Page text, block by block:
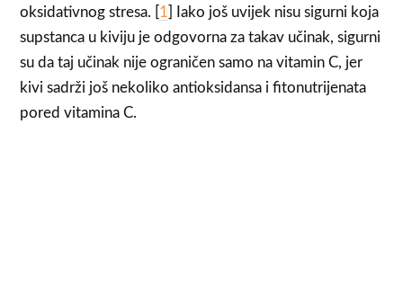
oksidativnog stresa. [ 1 ] Iako još uvijek nisu sigurni koja
supstanca u kiviju je odgovorna za takav učinak, sigurni
su da taj učinak nije ograničen samo na vitamin C, jer
kivi sadrži još nekoliko antioksidansa i fitonutrijenata
pored vitamina C.